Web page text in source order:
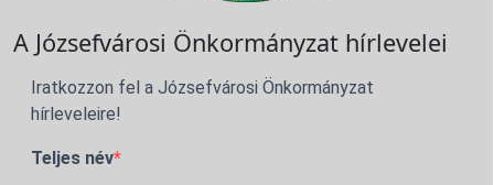
A Józsefvárosi Önkormányzat hírlevelei
Iratkozzon fel a Józsefvárosi Önkormányzat
hírleveleire!
Teljes név